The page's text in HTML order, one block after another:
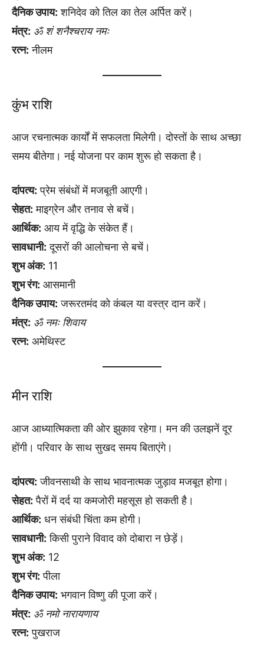
दैनिक उपाय: शनिदेव को तिल का तेल अर्पित करें।
मंत्र: ॐ शं शनैश्चराय नमः
रत्न: नीलम
कुंभ राशि
आज रचनात्मक कार्यों में सफलता मिलेगी। दोस्तों के साथ अच्छा
समय बीतेगा। नई योजना पर काम शुरू हो सकता है।
दांपत्य: प्रेम संबंधों में मजबूती आएगी।
सेहत: माइग्रेन और तनाव से बचें।
आर्थिक: आय में वृद्धि के संकेत हैं।
सावधानी: दूसरों की आलोचना से बचें।
शुभ अंक: 11
शुभ रंग: आसमानी
दैनिक उपाय: जरूरतमंद को कंबल या वस्त्र दान करें।
मंत्र: ॐ नमः शिवाय
रत्न: अमेथिस्ट
मीन राशि
आज आध्यात्मिकता की ओर झुकाव रहेगा। मन की उलझनें दूर
होंगी। परिवार के साथ सुखद समय बिताएंगे।
दांपत्य: जीवनसाथी के साथ भावनात्मक जुड़ाव मजबूत होगा।
सेहत: पैरों में दर्द या कमजोरी महसूस हो सकती है।
आर्थिक: धन संबंधी चिंता कम होगी।
सावधानी: किसी पुराने विवाद को दोबारा न छेड़ें।
शुभ अंक: 12
शुभ रंग: पीला
दैनिक उपाय: भगवान विष्णु की पूजा करें।
मंत्र: ॐ नमो नारायणाय
रत्न: पुखराज